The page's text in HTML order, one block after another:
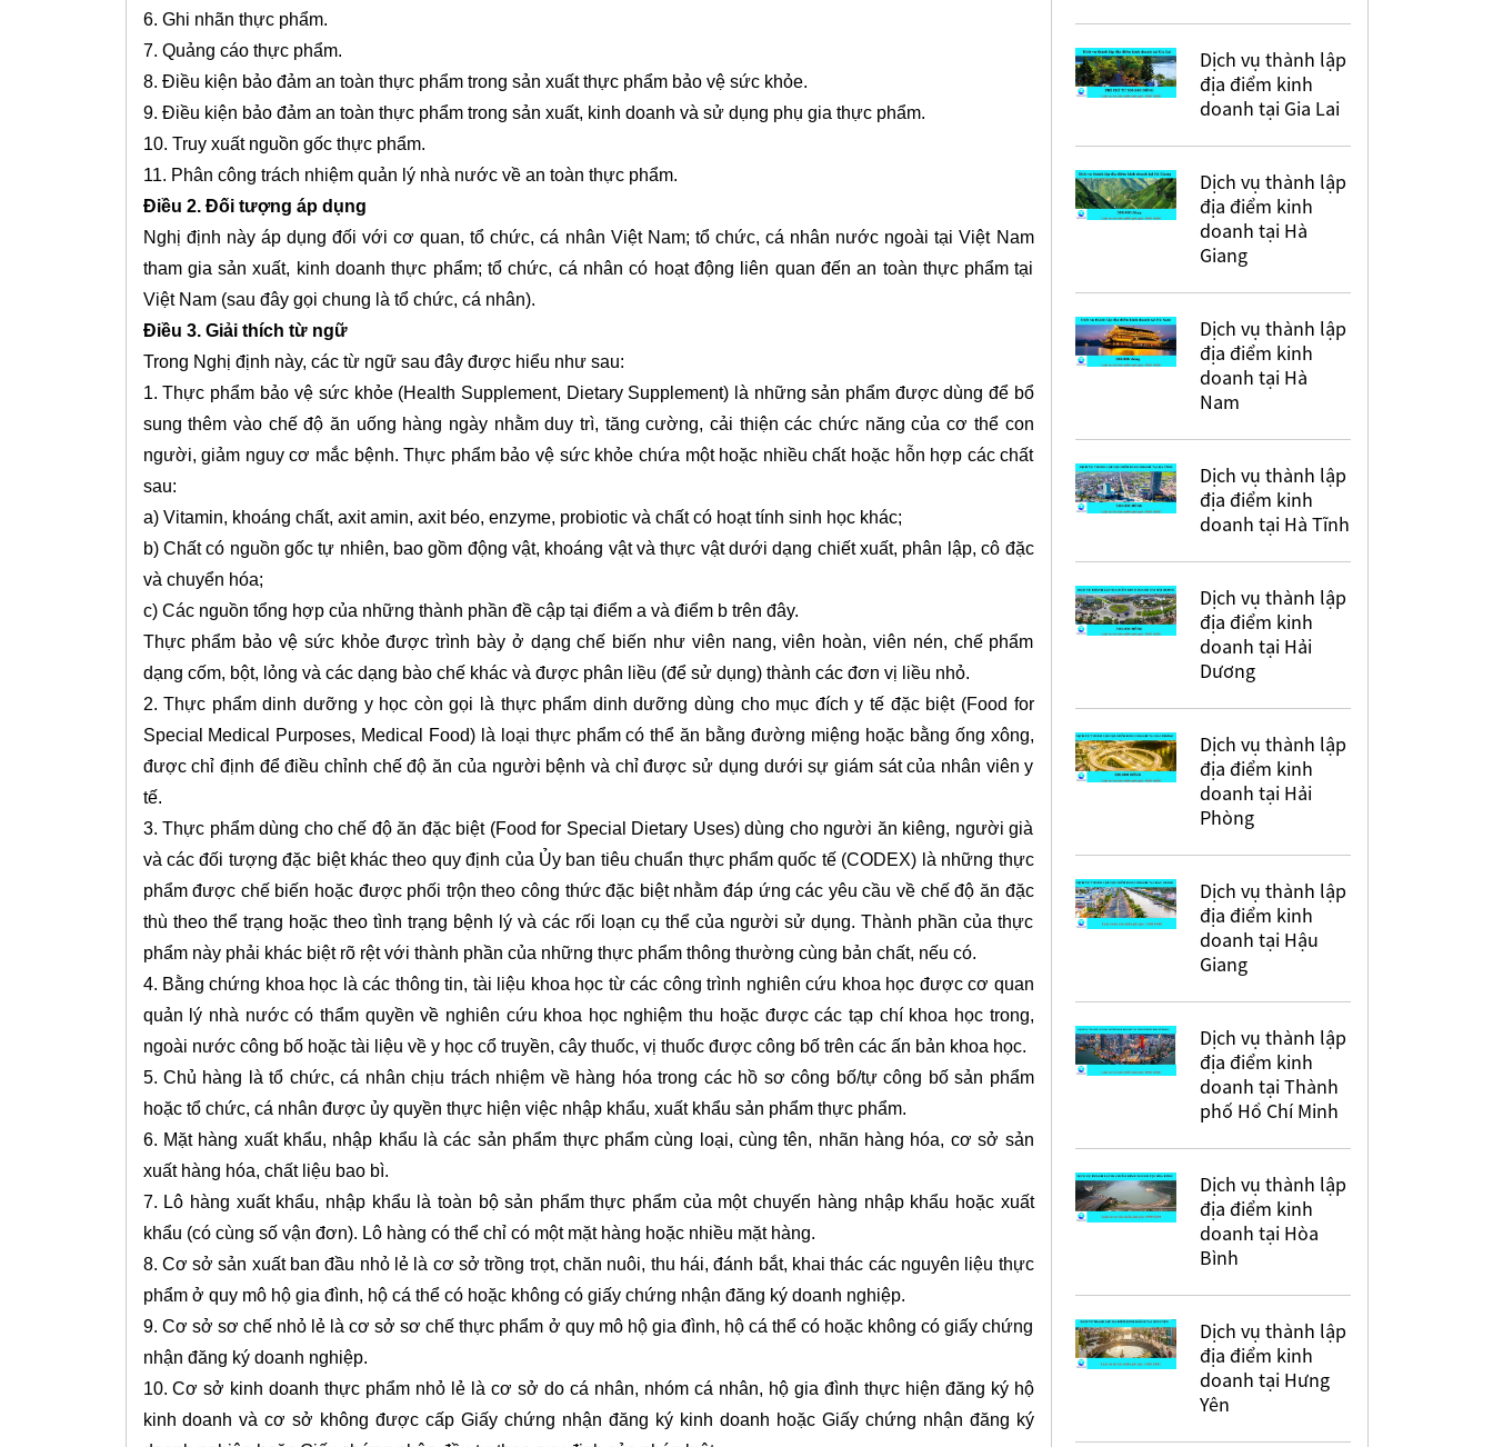
6. Ghi nhãn thực phẩm.
7. Quảng cáo thực phẩm.
8. Điều kiện bảo đảm an toàn thực phẩm trong sản xuất thực phẩm bảo vệ sức khỏe.
9. Điều kiện bảo đảm an toàn thực phẩm trong sản xuất, kinh doanh và sử dụng phụ gia thực phẩm.
10. Truy xuất nguồn gốc thực phẩm.
11. Phân công trách nhiệm quản lý nhà nước về an toàn thực phẩm.
Điều 2. Đối tượng áp dụng
Nghị định này áp dụng đối với cơ quan, tổ chức, cá nhân Việt Nam; tổ chức, cá nhân nước ngoài tại Việt Nam
tham gia sản xuất, kinh doanh thực phẩm; tổ chức, cá nhân có hoạt động liên quan đến an toàn thực phẩm tại
Việt Nam (sau đây gọi chung là tổ chức, cá nhân).
Điều 3. Giải thích từ ngữ
Trong Nghị định này, các từ ngữ sau đây được hiểu như sau:
1. Thực phẩm bảo vệ sức khỏe (Health Supplement, Dietary Supplement) là những sản phẩm được dùng để bổ
sung thêm vào chế độ ăn uống hàng ngày nhằm duy trì, tăng cường, cải thiện các chức năng của cơ thể con
người, giảm nguy cơ mắc bệnh. Thực phẩm bảo vệ sức khỏe chứa một hoặc nhiều chất hoặc hỗn hợp các chất
sau:
a) Vitamin, khoáng chất, axit amin, axit béo, enzyme, probiotic và chất có hoạt tính sinh học khác;
b) Chất có nguồn gốc tự nhiên, bao gồm động vật, khoáng vật và thực vật dưới dạng chiết xuất, phân lập, cô đặc
và chuyển hóa;
c) Các nguồn tổng hợp của những thành phần đề cập tại điểm a và điểm b trên đây.
Thực phẩm bảo vệ sức khỏe được trình bày ở dạng chế biến như viên nang, viên hoàn, viên nén, chế phẩm
dạng cốm, bột, lỏng và các dạng bào chế khác và được phân liều (để sử dụng) thành các đơn vị liều nhỏ.
2. Thực phẩm dinh dưỡng y học còn gọi là thực phẩm dinh dưỡng dùng cho mục đích y tế đặc biệt (Food for
Special Medical Purposes, Medical Food) là loại thực phẩm có thể ăn bằng đường miệng hoặc bằng ống xông,
được chỉ định để điều chỉnh chế độ ăn của người bệnh và chỉ được sử dụng dưới sự giám sát của nhân viên y
tế.
3. Thực phẩm dùng cho chế độ ăn đặc biệt (Food for Special Dietary Uses) dùng cho người ăn kiêng, người già
và các đối tượng đặc biệt khác theo quy định của Ủy ban tiêu chuẩn thực phẩm quốc tế (CODEX) là những thực
phẩm được chế biến hoặc được phối trộn theo công thức đặc biệt nhằm đáp ứng các yêu cầu về chế độ ăn đặc
thù theo thể trạng hoặc theo tình trạng bệnh lý và các rối loạn cụ thể của người sử dụng. Thành phần của thực
phẩm này phải khác biệt rõ rệt với thành phần của những thực phẩm thông thường cùng bản chất, nếu có.
4. Bằng chứng khoa học là các thông tin, tài liệu khoa học từ các công trình nghiên cứu khoa học được cơ quan
quản lý nhà nước có thẩm quyền về nghiên cứu khoa học nghiệm thu hoặc được các tạp chí khoa học trong,
ngoài nước công bố hoặc tài liệu về y học cổ truyền, cây thuốc, vị thuốc được công bố trên các ấn bản khoa học.
5. Chủ hàng là tổ chức, cá nhân chịu trách nhiệm về hàng hóa trong các hồ sơ công bố/tự công bố sản phẩm
hoặc tổ chức, cá nhân được ủy quyền thực hiện việc nhập khẩu, xuất khẩu sản phẩm thực phẩm.
6. Mặt hàng xuất khẩu, nhập khẩu là các sản phẩm thực phẩm cùng loại, cùng tên, nhãn hàng hóa, cơ sở sản
xuất hàng hóa, chất liệu bao bì.
7. Lô hàng xuất khẩu, nhập khẩu là toàn bộ sản phẩm thực phẩm của một chuyến hàng nhập khẩu hoặc xuất
khẩu (có cùng số vận đơn). Lô hàng có thể chỉ có một mặt hàng hoặc nhiều mặt hàng.
8. Cơ sở sản xuất ban đầu nhỏ lẻ là cơ sở trồng trọt, chăn nuôi, thu hái, đánh bắt, khai thác các nguyên liệu thực
phẩm ở quy mô hộ gia đình, hộ cá thể có hoặc không có giấy chứng nhận đăng ký doanh nghiệp.
9. Cơ sở sơ chế nhỏ lẻ là cơ sở sơ chế thực phẩm ở quy mô hộ gia đình, hộ cá thể có hoặc không có giấy chứng
nhận đăng ký doanh nghiệp.
10. Cơ sở kinh doanh thực phẩm nhỏ lẻ là cơ sở do cá nhân, nhóm cá nhân, hộ gia đình thực hiện đăng ký hộ
kinh doanh và cơ sở không được cấp Giấy chứng nhận đăng ký kinh doanh hoặc Giấy chứng nhận đăng ký
Dịch vụ thành lập
địa điểm kinh
doanh tại Gia Lai
Dịch vụ thành lập
địa điểm kinh
doanh tại Hà
Giang
Dịch vụ thành lập
địa điểm kinh
doanh tại Hà
Nam
Dịch vụ thành lập
địa điểm kinh
doanh tại Hà Tĩnh
Dịch vụ thành lập
địa điểm kinh
doanh tại Hải
Dương
Dịch vụ thành lập
địa điểm kinh
doanh tại Hải
Phòng
Dịch vụ thành lập
địa điểm kinh
doanh tại Hậu
Giang
Dịch vụ thành lập
địa điểm kinh
doanh tại Thành
phố Hồ Chí Minh
Dịch vụ thành lập
địa điểm kinh
doanh tại Hòa
Bình
Dịch vụ thành lập
địa điểm kinh
doanh tại Hưng
Yên